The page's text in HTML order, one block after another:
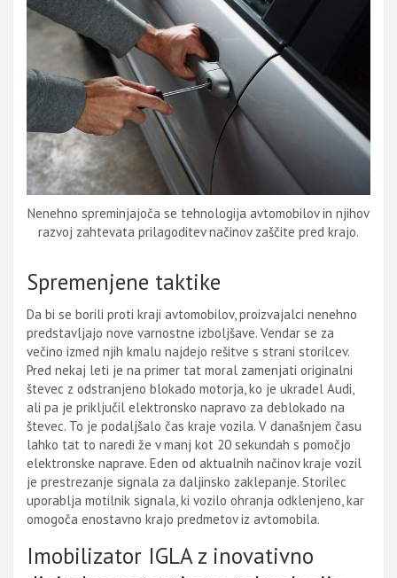
Nenehno spreminjajoča se tehnologija avtomobilov in njihov
razvoj zahtevata prilagoditev načinov zaščite pred krajo.
Spremenjene taktike
Da bi se borili proti kraji avtomobilov, proizvajalci nenehno
predstavljajo nove varnostne izboljšave. Vendar se za
večino izmed njih kmalu najdejo rešitve s strani storilcev.
Pred nekaj leti je na primer tat moral zamenjati originalni
števec z odstranjeno blokado motorja, ko je ukradel Audi,
ali pa je priključil elektronsko napravo za deblokado na
števec. To je podaljšalo čas kraje vozila. V današnjem času
lahko tat to naredi že v manj kot 20 sekundah s pomočjo
elektronske naprave. Eden od aktualnih načinov kraje vozil
je prestrezanje signala za daljinsko zaklepanje. Storilec
uporablja motilnik signala, ki vozilo ohranja odklenjeno, kar
omogoča enostavno krajo predmetov iz avtomobila.
Imobilizator IGLA z inovativno